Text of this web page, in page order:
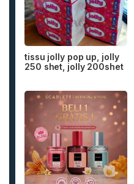
tissu jolly pop up, jolly
250 shet, jolly 200shet